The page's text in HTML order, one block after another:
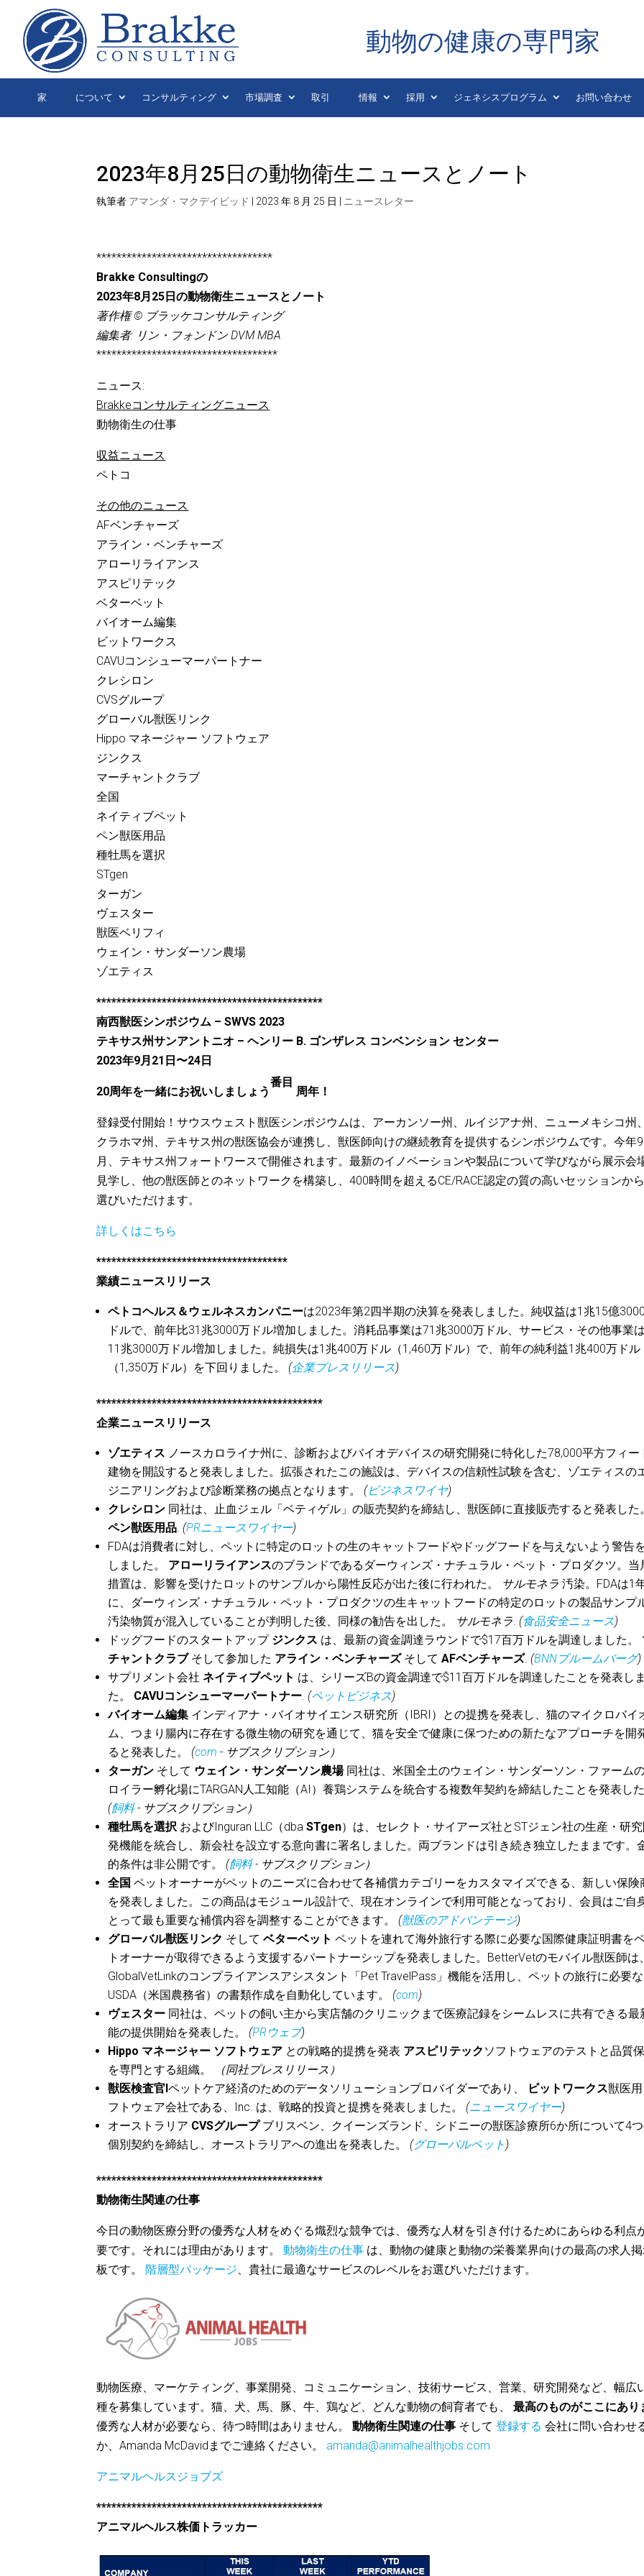
動物の健康の専門家
家 について コンサルティング 市場調査 取引 情報 採用 ジェネシスプログラム お問い合わせ
2023年8月25日の動物衛生ニュースとノート
執筆者 アマンダ・マクデイビッド 2023 年 8 月 25 日 ニュースレター
***********************************
Brakke Consultingの
2023年8月25日の動物衛生ニュースとノート
著作権 © ブラッケコンサルティング
編集者: リン・フォンドン DVM MBA
************************************
ニュース:
Brakkeコンサルティングニュース
動物衛生の仕事
収益ニュース
ペトコ
その他のニュース
AFベンチャーズ
アライン・ベンチャーズ
アローリライアンス
アスピリテック
ベターベット
バイオーム編集
ビットワークス
CAVUコンシューマーパートナー
クレシロン
CVSグループ
グローバル獣医リンク
Hippo マネージャー ソフトウェア
ジンクス
マーチャントクラブ
全国
ネイティブペット
ペン獣医用品
種牡馬を選択
STgen
ターガン
ヴェスター
獣医ベリフィ
ウェイン・サンダーソン農場
ゾエティス
*********************************************
南西獣医シンポジウム – SWVS 2023
テキサス州サンアントニオ – ヘンリー B. ゴンザレス コンベンション センター
2023年9月21日〜24日
20周年を一緒にお祝いしましょう
番目
周年！
登録受付開始！サウスウェスト獣医シンポジウムは、アーカンソー州、ルイジアナ州、ニューメキシコ州
クラホマ州、テキサス州の獣医協会が連携し、獣医師向けの継続教育を提供するシンポジウムです。今年9
月、テキサス州フォートワースで開催されます。最新のイノベーションや製品について学びながら展示会
見学し、他の獣医師とのネットワークを構築し、400時間を超えるCE/RACE認定の質の高いセッションか
選びいただけます。
詳しくはこちら
**************************************
業績ニュースリリース
ペトコヘルス＆ウェルネスカンパニーは2023年第2四半期の決算を発表しました。純収益は1兆15億
ドルで、前年比31兆3000万ドル増加しました。消耗品事業は71兆3000万ドル、サービス・その他事業
11兆3000万ドル増加しました。純損失は1兆400万ドル（1,460万ドル）で、前年の純利益1兆400万ドル
（1,350万ドル）を下回りました。
(企業プレスリリース)
*********************************************
企業ニュースリリース
ゾエティス ノースカロライナ州に、診断およびバイオデバイスの研究開発に特化した78,000平方フィー
建物を開設すると発表しました。拡張されたこの施設は、デバイスの信頼性試験を含む、ゾエティスの
ジニアリングおよび診断業務の拠点となります。 (ビジネスワイヤ)
クレシロン 同社は、止血ジェル「ベティゲル」の販売契約を締結し、獣医師に直接販売すると発表した。
ペン獣医用品. (PRニュースワイヤー)
FDAは消費者に対し、ペットに特定のロットの生のキャットフードやドッグフードを与えないよう警告
しました。 アローリライアンスのブランドであるダーウィンズ・ナチュラル・ペット・プロダクツ。当
措置は、影響を受けたロットのサンプルから陽性反応が出た後に行われた。 サルモネラ 汚染。FDAは1
に、ダーウィンズ・ナチュラル・ペット・プロダクツの生キャットフードの特定のロットの製品サンプ
汚染物質が混入していることが判明した後、同様の勧告を出した。 サルモネラ. (食品安全ニュース)
ドッグフードのスタートアップジンクス は、最新の資金調達ラウンドで$17百万ドルを調達しました。
チャントクラブそして参加した アライン・ベンチャーズ そしてAFベンチャーズ. (BNNブルームバーグ)
サプリメント会社ネイティブペット は、シリーズBの資金調達で$11百万ドルを調達したことを発表し
た。 CAVUコンシューマーパートナー. (ペットビジネス)
バイオーム編集 インディアナ・バイオサイエンス研究所（IBRI）との提携を発表し、猫のマイクロバイ
ム、つまり腸内に存在する微生物の研究を通じて、猫を安全で健康に保つための新たなアプローチを開
ると発表した。 (com - サブスクリプション）
ターガン そして ウェイン・サンダーソン農場 同社は、米国全土のウェイン・サンダーソン・ファーム
ロイラー孵化場にTARGAN人工知能（AI）養鶏システムを統合する複数年契約を締結したことを発表した
(飼料- サブスクリプション）
種牡馬を選択 およびInguran LLC（dbaSTgen）は、セレクト・サイアーズ社とSTジェン社の生産・研
発機能を統合し、新会社を設立する意向書に署名しました。両ブランドは引き続き独立したままです。
的条件は非公開です。 (飼料- サブスクリプション）
全国 ペットオーナーがペットのニーズに合わせて各補償カテゴリーをカスタマイズできる、新しい保険
を発表しました。この商品はモジュール設計で、現在オンラインで利用可能となっており、会員はご自
とって最も重要な補償内容を調整することができます。
(獣医のアドバンテージ)
グローバル獣医リンク そしてベターベット ペットを連れて海外旅行する際に必要な国際健康証明書を
トオーナーが取得できるよう支援するパートナーシップを発表しました。BetterVetのモバイル獣医師は、
GlobalVetLinkのコンプライアンスアシスタント「Pet TravelPass」機能を活用し、ペットの旅行に必要な
USDA（米国農務省）の書類作成を自動化しています。
(com)
ヴェスター 同社は、ペットの飼い主から実店舗のクリニックまで医療記録をシームレスに共有できる最
能の提供開始を発表した。
(PRウェブ)
Hippo マネージャー ソフトウェア との戦略的提携を発表 アスピリテック ソフトウェアのテストと品質
を専門とする組織。
（同社プレスリリース）
獣医検査官Iペットケア経済のためのデータソリューションプロバイダーであり、 ビットワークス獣医用
フトウェア会社である、Inc. は、戦略的投資と提携を発表しました。 (ニュースワイヤー)
オーストラリア CVSグループブリスベン、クイーンズランド、シドニーの獣医診療所6か所について4
個別契約を締結し、オーストラリアへの進出を発表した。 (グローバルペット )
*********************************************
動物衛生関連の仕事
今日の動物医療分野の優秀な人材をめぐる熾烈な競争では、優秀な人材を引き付けるためにあらゆる利点
要です。それには理由があります。動物衛生の仕事 は、動物の健康と動物の栄養業界向けの最高の求人
板です。階層型パッケージ、貴社に最適なサービスのレベルをお選びいただけます。
動物医療、マーケティング、事業開発、コミュニケーション、技術サービス、営業、研究開発など、幅広
種を募集しています。猫、犬、馬、豚、牛、鶏など、どんな動物の飼育者でも、
最高のものがここにあり
優秀な人材が必要なら、待つ時間はありません。動物衛生関連の仕事 そして登録する 会社に問い合わせ
か、Amanda McDavidまでご連絡ください。 amanda@animalhealthjobs.com
アニマルヘルスジョブズ
*********************************************
アニマルヘルス株価トラッカー